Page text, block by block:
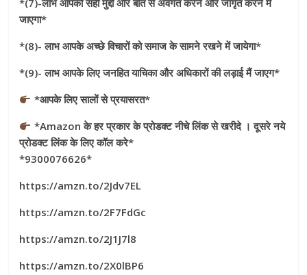
*(7)-लाभ आपको सही मुद्दों और बात से अवगत करने और जागृत करने में
जाएगा*
*(8)- लाभ आपके अच्छे विचारों को समाज के सामने रखने में जायेगा*
*(9)- लाभ आपके लिए जनहित याचिका और अधिकारों की लड़ाई मैं जाएग*
*आपके लिए सालों से प्रयासरत*
*Amazon के हर प्रकार के प्रोडक्ट नीचे लिंक से खरीदे । दूसरे नये
प्रोडक्ट लिंक के लिए कॉल करे*
*9300076626*
https://amzn.to/2Jdv7EL
https://amzn.to/2F7FdGc
https://amzn.to/2J1J7l8
https://amzn.to/2X0lBP6